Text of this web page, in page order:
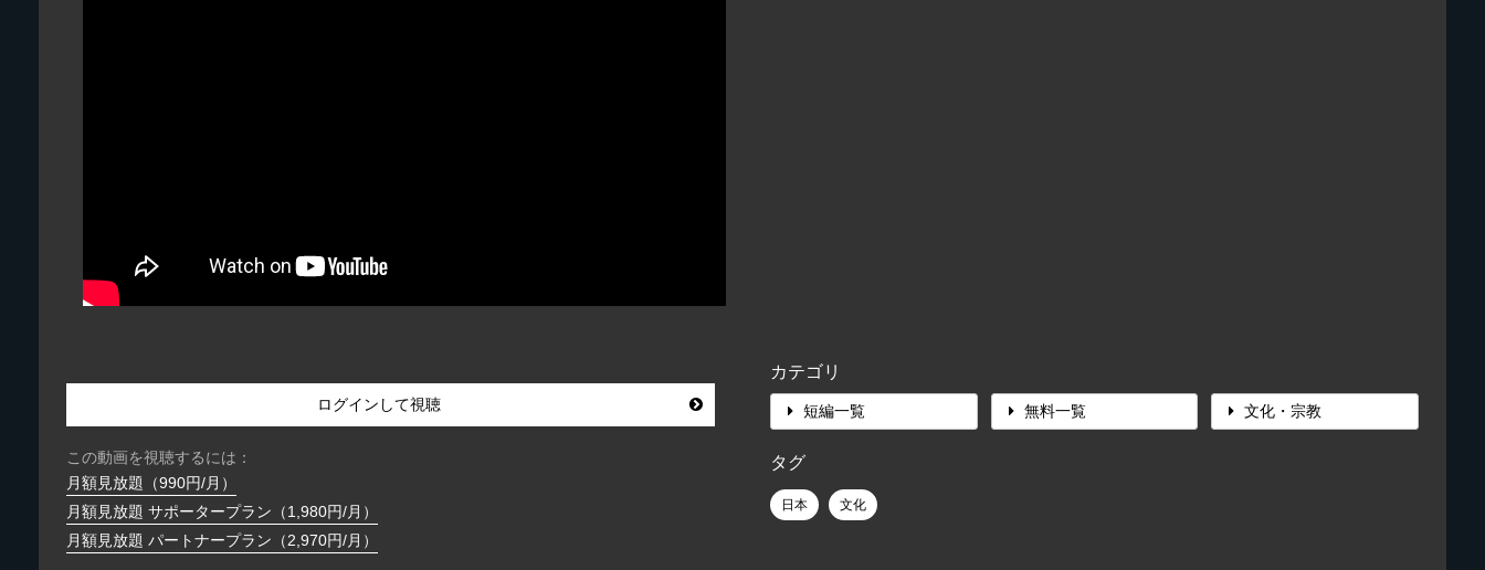
ログインして視聴
この動画を視聴するには：
月額見放題（990円/月）
月額見放題 サポータープラン（1,980円/月）
月額見放題 パートナープラン（2,970円/月）
カテゴリ
短編一覧 無料一覧 文化・宗教
タグ
日本 文化